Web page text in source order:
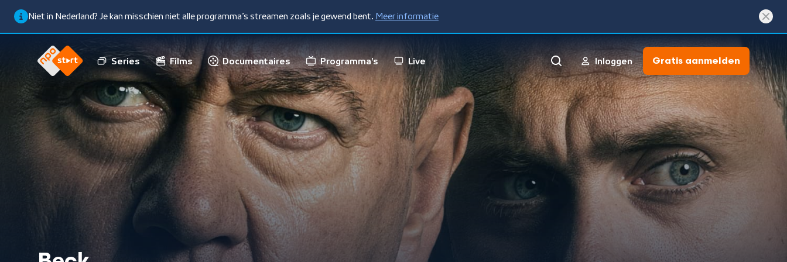
Niet in Nederland? Je kan misschien niet alle programma’s streamen zoals je gewend bent. Meer informatie
Series Films Documentaires Programma's Live Inloggen Gratis aanmelden